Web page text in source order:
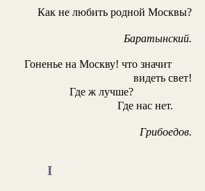
Как не любить родной Москвы?
Баратынский.
Гоненье на Москву! что значит
видеть свет!
Где ж лучше?
Где нас нет.
Грибоедов.
I